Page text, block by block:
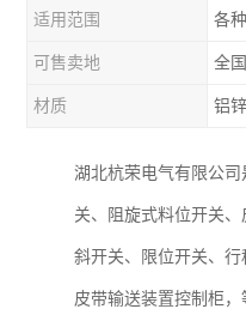
适用范围 各
可售卖地 全国
材质 铝
湖北杭荣电气有限公
关、阻旋式料位开关
斜开关、限位开关、
皮带输送装置控制柜